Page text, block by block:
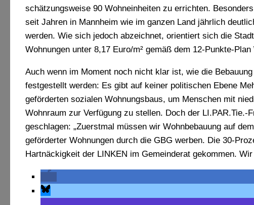
schätzungsweise 90 Wohneinheiten zu errichten.
seit Jahren in Mannheim wie im ganzen Land jährlich
werden. Wie sich jedoch abzeichnet, orientiert sich die
Wohnungen unter 8,17 Euro/m² gemäß dem 12-Punkte-Plan
Auch wenn im Moment noch nicht klar ist, wie die
festgestellt werden: Es gibt auf keiner politischen Ebene
geförderten sozialen Wohnungsbaus, um Menschen mit
Wohnraum zur Verfügung zu stellen. Doch der
geschlagen: „Zuerstmal müssen wir Wohnbebauung auf
geförderter Wohnungen durch die GBG werben. Die 30-
Hartnäckigkeit der LINKEN im Gemeinderat gekommen. Wir